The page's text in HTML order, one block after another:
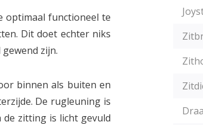
optimaal functioneel te
Dit doet echter niks
zijn.
binnen als buiten en
De rugleuning is
zitting is licht gevuld